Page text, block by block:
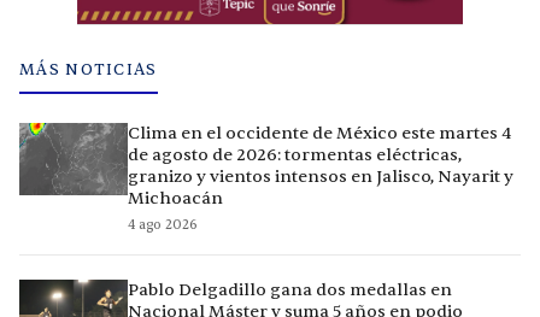
MÁS NOTICIAS
Clima en el occidente de México este martes 4
de agosto de 2026: tormentas eléctricas,
granizo y vientos intensos en Jalisco, Nayarit y
Michoacán
4 ago 2026
Pablo Delgadillo gana dos medallas en
Nacional Máster y suma 5 años en podio